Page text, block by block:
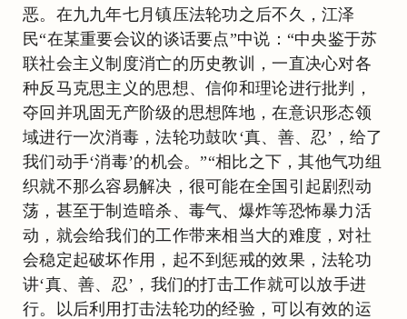
恶。在九九年七月镇压法轮功之后不久，江泽
民“在某重要会议的谈话要点”中说：“中央鉴于苏
联社会主义制度消亡的历史教训，一直决心对各
种反马克思主义的思想、信仰和理论进行批判，
夺回并巩固无产阶级的思想阵地，在意识形态领
域进行一次消毒，法轮功鼓吹‘真、善、忍’，给了
我们动手‘消毒’的机会。”“相比之下，其他气功组
织就不那么容易解决，很可能在全国引起剧烈动
荡，甚至于制造暗杀、毒气、爆炸等恐怖暴力活
动，就会给我们的工作带来相当大的难度，对社
会稳定起破坏作用，起不到惩戒的效果，法轮功
讲‘真、善、忍’，我们的打击工作就可以放手进
行。以后利用打击法轮功的经验，可以有效的运